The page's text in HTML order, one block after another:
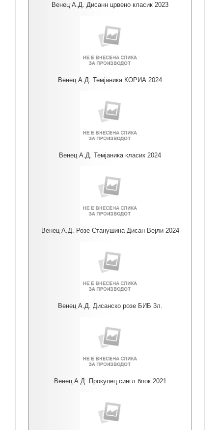
Венец А.Д. Дисанн црвено класик 2023
Венец А.Д. Темјаника КОРИА 2024
Венец А.Д. Темјаника класик 2024
Венец А.Д. Розе Станушина Дисан Вејли 2024
Венец А.Д. Дисанско розе БИБ 3л.
Венец А.Д. Прокупец сингл блок 2021